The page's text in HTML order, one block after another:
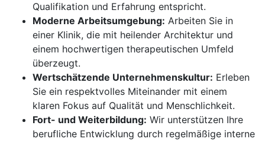
Qualifikation und Erfahrung entspricht.
Moderne Arbeitsumgebung: Arbeiten Sie in
einer Klinik, die mit heilender Architektur und
einem hochwertigen therapeutischen Umfeld
überzeugt.
Wertschätzende Unternehmenskultur: Erleben
Sie ein respektvolles Miteinander mit einem
klaren Fokus auf Qualität und Menschlichkeit.
Fort- und Weiterbildung: Wir unterstützen Ihre
berufliche Entwicklung durch regelmäßige interne